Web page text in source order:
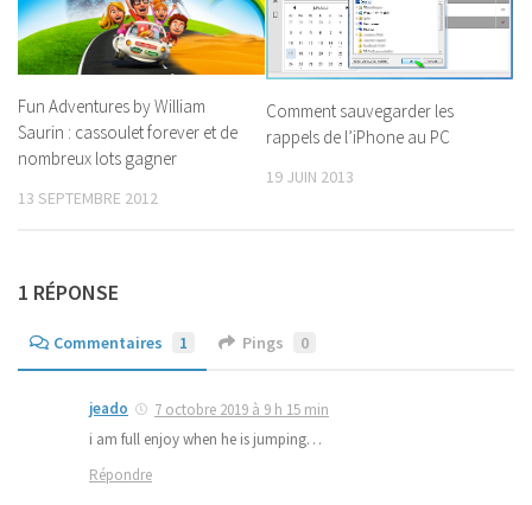
Fun Adventures by William
Saurin : cassoulet forever et de
nombreux lots gagner
13 SEPTEMBRE 2012
Comment sauvegarder les
rappels de l’iPhone au PC
19 JUIN 2013
1 RÉPONSE
Commentaires 1 Pings 0
jeado
7 octobre 2019 à 9 h 15 min
i am full enjoy when he is jumping…
Répondre